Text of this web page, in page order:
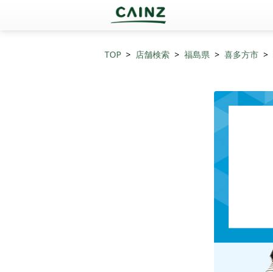
TOP 店舗検索 福島県 喜多方市